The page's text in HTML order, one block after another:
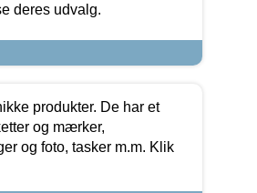
deres udvalg.
produkter. De har et
og mærker,
og foto, tasker m.m. Klik